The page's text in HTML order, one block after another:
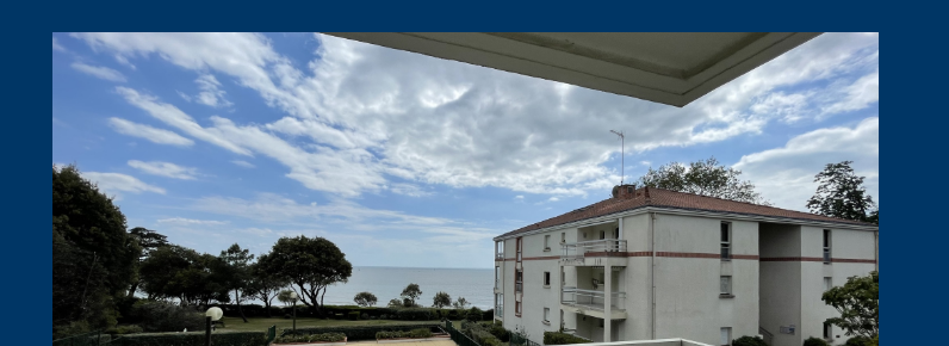
VOIR LE BIEN